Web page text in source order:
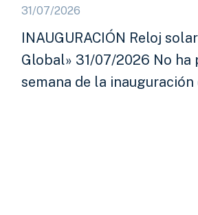
31/07/2026
INAUGURACIÓN Reloj
Global» 31/07/2026 No ha
semana de la